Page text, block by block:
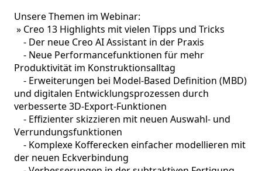
Unsere Themen im Webinar:
Produktivität im Konstruktionsalltag
und digitalen Entwicklungsprozessen durch
verbesserte 3D-Export-Funktionen
Verrundungsfunktionen
der neuen Eckverbindung